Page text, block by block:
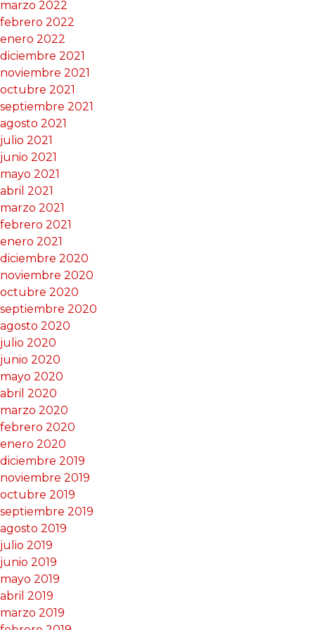
marzo 2022
febrero 2022
enero 2022
diciembre 2021
noviembre 2021
octubre 2021
septiembre 2021
agosto 2021
julio 2021
junio 2021
mayo 2021
abril 2021
marzo 2021
febrero 2021
enero 2021
diciembre 2020
noviembre 2020
octubre 2020
septiembre 2020
agosto 2020
julio 2020
junio 2020
mayo 2020
abril 2020
marzo 2020
febrero 2020
enero 2020
diciembre 2019
noviembre 2019
octubre 2019
septiembre 2019
agosto 2019
julio 2019
junio 2019
mayo 2019
abril 2019
marzo 2019